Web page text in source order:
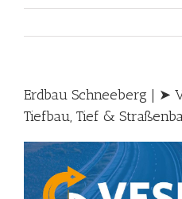
Erdbau Schneeberg | ➤
Tiefbau, Tief &